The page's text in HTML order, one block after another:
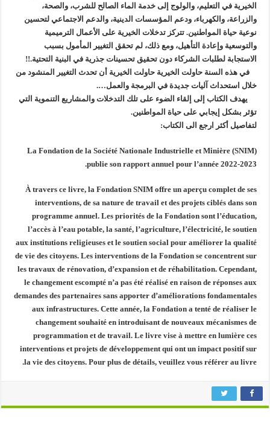
الخيرية في التعليم، والولوج إلى خدمة الماء الصالح للشرب، والصحة،
والزراعة، والكهرباء، ودعم المؤسسات الدينية، والدعم الاجتماعي لتحسين
نوعية حياة المواطنين. تتركز تدخلات الخيرية على الأعمال الترميمية
والتوسعية وإعادة التأهيل، ومع ذلك، لم تحقق التغيير المأمول بسبب
الاستجابة لطلبات الشركاء دون تحقيق تحسينات جذرية في البنية التحتية.!!
في هذه السنة حاولت الخيرية حاولت الخيرية أن تحدث التغيير المنشود من
خلال استحداث آليات جديدة في البرمجة والعمل….
يهدف الكتاب إلى إلقاء الضوء على تلك التدخلات والمشاريع التنموية التي
تؤثر بشكل إيجابي على حياة المواطنين.
لتفاصيل أكثر ارجع الى الكتاب:
La Fondation de la Société Nationale Industrielle et Minière (SNIM)
publie son rapport annuel pour l’année 2022-2023.
À travers ce livre, la Fondation SNIM offre un aperçu complet de ses
interventions, de sa nature de travail et des projets ciblés dans son
programme annuel. Les priorités de la Fondation sont l’éducation,
l’accès à l’eau potable, la santé, l’agriculture, l’électricité, le soutien
aux institutions religieuses et le soutien social pour améliorer la qualité
de vie des citoyens. Les interventions de la Fondation se concentrent sur
les travaux de rénovation, d’expansion et de réhabilitation. Cependant,
le changement escompté n’a pas été réalisé en raison de réponses aux
demandes des partenaires sans apporter d’améliorations fondamentales
aux infrastructures. Cette année, la Fondation a tenté de réaliser le
changement souhaité en introduisant de nouveaux mécanismes de
programmation et de travail. Le livre vise à mettre en lumière ces
interventions et projets de développement qui ont un impact positif sur
la vie des citoyens. Pour plus de détails, veuillez vous référer au livre.